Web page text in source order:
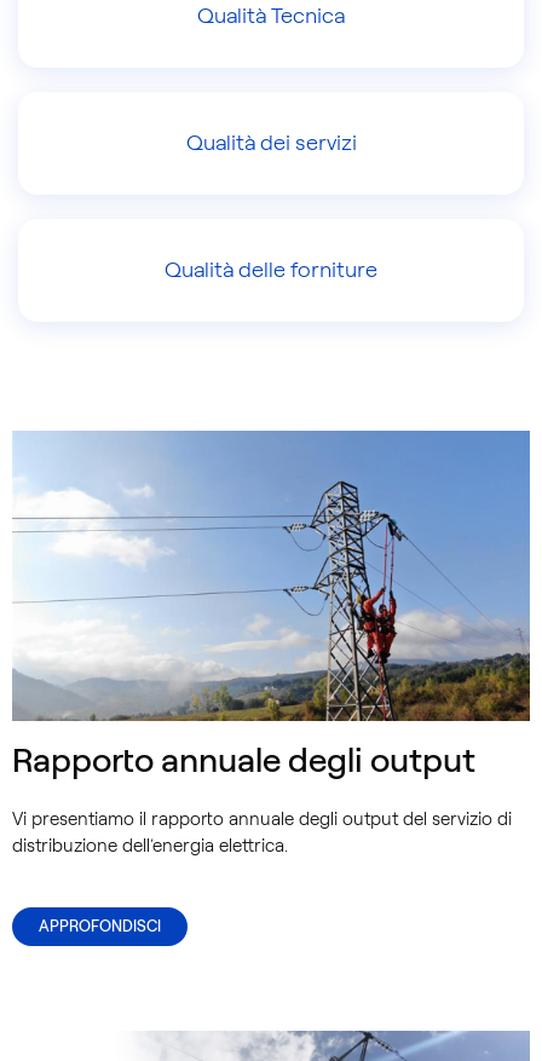
Qualità Tecnica
Qualità dei servizi
Qualità delle forniture
Rapporto annuale degli output
Vi presentiamo il rapporto annuale degli output del servizio di
distribuzione dell’energia elettrica.
APPROFONDISCI